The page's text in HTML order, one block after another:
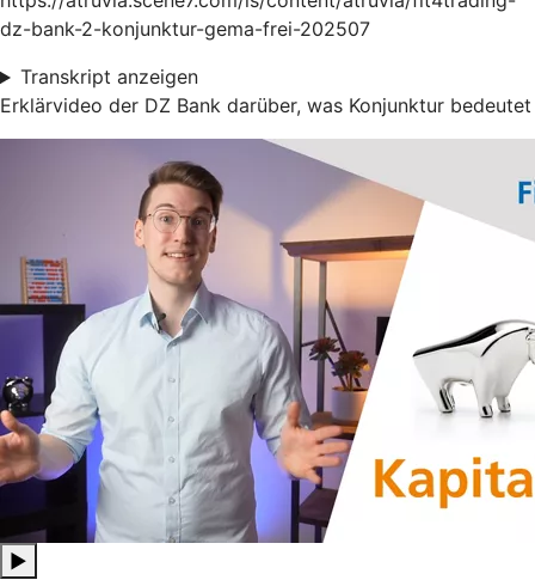
dz-bank-2-konjunktur-gema-frei-202507
Transkript anzeigen
Erklärvideo der DZ Bank darüber, was Konjunktur bedeutet
▶